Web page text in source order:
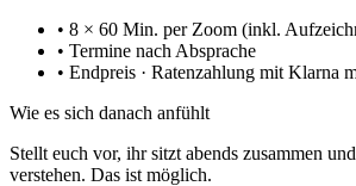
• 8 × 60 Min. per Zoom (inkl.
• Termine nach Absprache
• Endpreis · Ratenzahlung mit Klarna
Wie es sich danach anfühlt
Stellt euch vor, ihr sitzt abends zusammen
verstehen. Das ist möglich.